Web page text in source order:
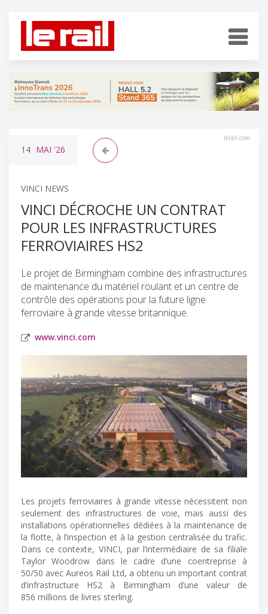
lerail.com
14 MAI '26
VINCI NEWS
VINCI DÉCROCHE UN CONTRAT
POUR LES INFRASTRUCTURES
FERROVIAIRES HS2
Le projet de Birmingham combine des infrastructures
de maintenance du matériel roulant et un centre de
contrôle des opérations pour la future ligne
ferroviaire à grande vitesse britannique.
www.vinci.com
Les projets ferroviaires à grande vitesse nécessitent non
seulement des infrastructures de voie, mais aussi des
installations opérationnelles dédiées à la maintenance de
la flotte, à l’inspection et à la gestion centralisée du trafic.
Dans ce contexte, VINCI, par l’intermédiaire de sa filiale
Taylor Woodrow dans le cadre d’une coentreprise à
50/50 avec Aureos Rail Ltd, a obtenu un important contrat
d’infrastructure HS2 à Birmingham d’une valeur de
856 millions de livres sterling.